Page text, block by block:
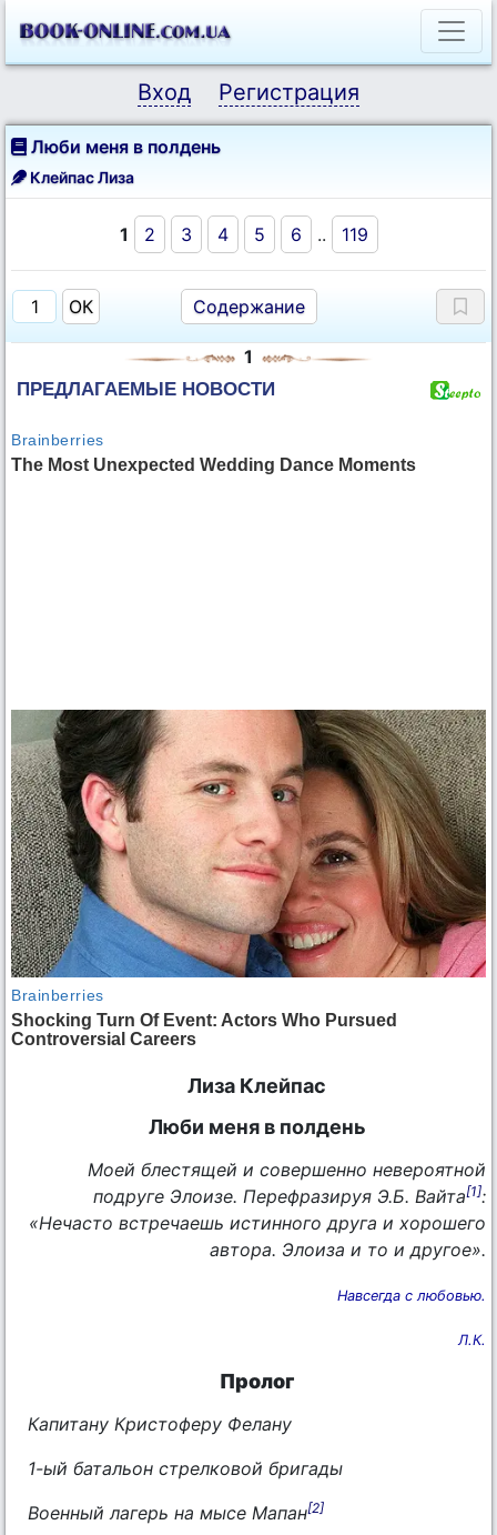
Вход Регистрация
Люби меня в полдень
Клейпас Лиза
1 2 3 4 5 6 .. 119
Содержание
1
Лиза Клейпас
Люби меня в полдень
Моей блестящей и совершенно невероятной
подруге Элоизе. Перефразируя Э.Б. Вайта[1]:
«Нечасто встречаешь истинного друга и хорошего
автора. Элоиза и то и другое».
Навсегда с любовью.
Л.К.
Пролог
Капитану Кристоферу Фелану
1-ый батальон стрелковой бригады
Военный лагерь на мысе Мапан[2]